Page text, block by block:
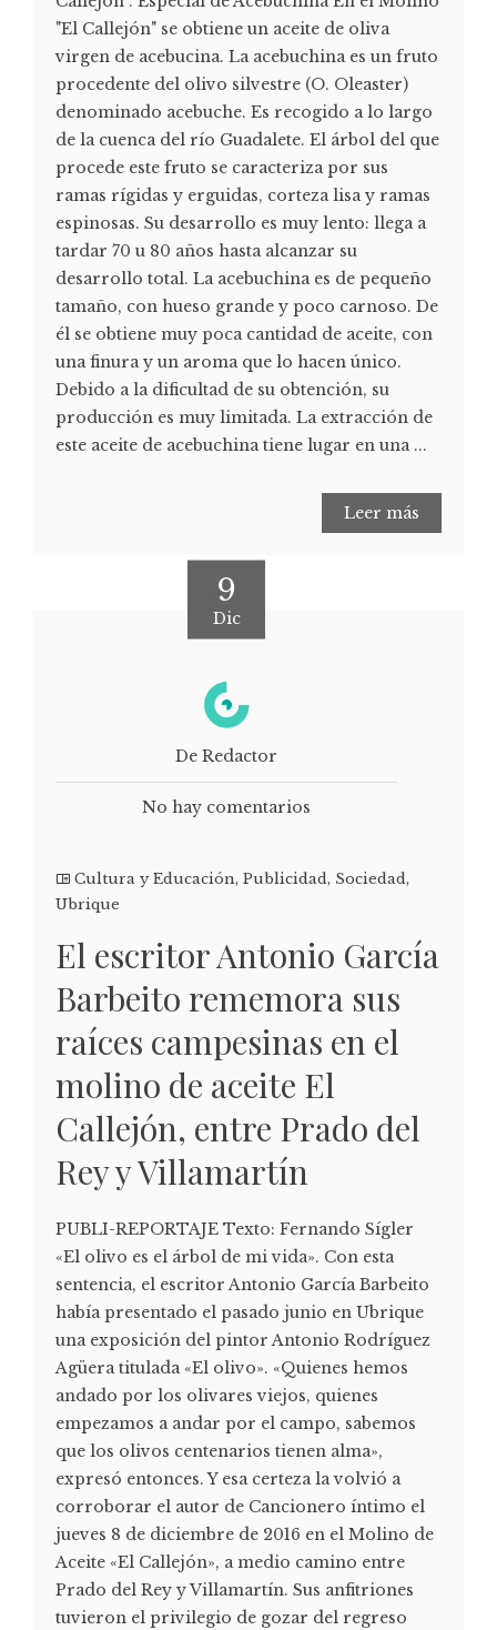
"El Callejón" se obtiene un aceite de oliva
virgen de acebucina. La acebuchina es un fruto
procedente del olivo silvestre (O. Oleaster)
denominado acebuche. Es recogido a lo largo
de la cuenca del río Guadalete. El árbol del que
procede este fruto se caracteriza por sus
ramas rígidas y erguidas, corteza lisa y ramas
espinosas. Su desarrollo es muy lento: llega a
tardar 70 u 80 años hasta alcanzar su
desarrollo total. La acebuchina es de pequeño
tamaño, con hueso grande y poco carnoso. De
él se obtiene muy poca cantidad de aceite, con
una finura y un aroma que lo hacen único.
Debido a la dificultad de su obtención, su
producción es muy limitada. La extracción de
este aceite de acebuchina tiene lugar en una ...
Leer más
9
Dic
De Redactor
No hay comentarios
Cultura y Educación, Publicidad, Sociedad,
Ubrique
El escritor Antonio García
Barbeito rememora sus
raíces campesinas en el
molino de aceite El
Callejón, entre Prado del
Rey y Villamartín
PUBLI-REPORTAJE Texto: Fernando Sígler
«El olivo es el árbol de mi vida». Con esta
sentencia, el escritor Antonio García Barbeito
había presentado el pasado junio en Ubrique
una exposición del pintor Antonio Rodríguez
Agüera titulada «El olivo». «Quienes hemos
andado por los olivares viejos, quienes
empezamos a andar por el campo, sabemos
que los olivos centenarios tienen alma»,
expresó entonces. Y esa certeza la volvió a
corroborar el autor de Cancionero íntimo el
jueves 8 de diciembre de 2016 en el Molino de
Aceite «El Callejón», a medio camino entre
Prado del Rey y Villamartín. Sus anfitriones
tuvieron el privilegio de gozar del regreso